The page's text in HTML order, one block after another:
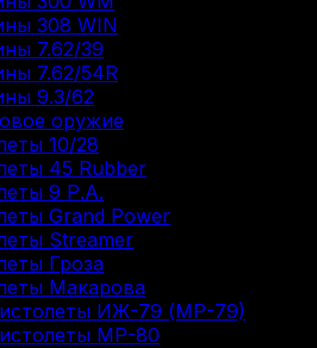
308 WIN
7.62/39
7.62/54R
9.3/62
оружие
10/28
45 Rubber
9 Р.А.
Grand Power
Streamer
Гроза
Макарова
ИЖ-79 (МР-79)
МР-80